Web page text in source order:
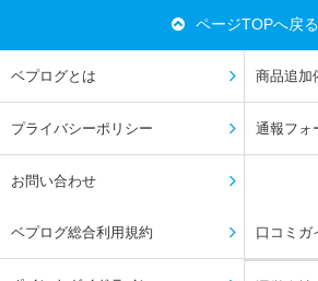
ページTOPへ戻る
ベプログとは 商品追加
プライバシーポリシー 通報フォ
お問い合わせ
ベプログ総合利用規約 口コミガ